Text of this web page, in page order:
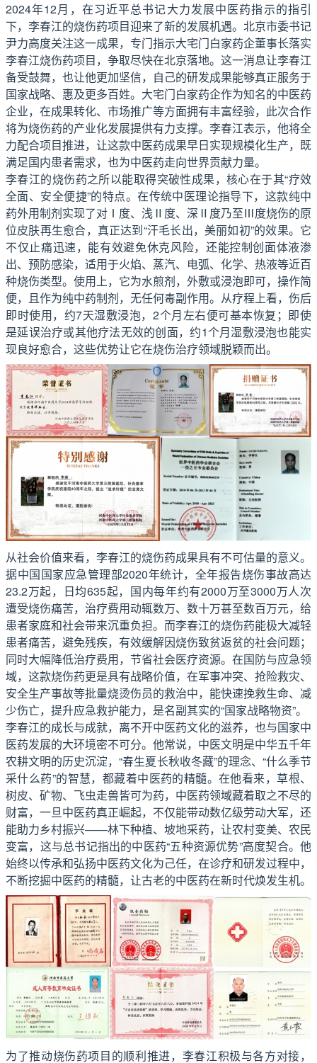
2024年12月，在习近平总书记大力发展中医药指示的指引
下，李春江的烧伤药项目迎来了新的发展机遇。北京市委书记
尹力高度关注这一成果，专门指示大宅门白家药企董事长落实
李春江烧伤药项目，争取尽快在北京落地。这一消息让李春江
备受鼓舞，也让他更加坚信，自己的研发成果能够真正服务于
国家战略、惠及更多百姓。大宅门白家药企作为知名的中医药
企业，在成果转化、市场推广等方面拥有丰富经验，此次合作
将为烧伤药的产业化发展提供有力支撑。李春江表示，他将全
力配合项目推进，让这款中医药成果早日实现规模化生产，既
满足国内患者需求，也为中医药走向世界贡献力量。
李春江的烧伤药之所以能取得突破性成果，核心在于其“疗效
全面、安全便捷”的特点。在传统中医理论指导下，这款纯中
药外用制剂实现了对Ⅰ度、浅Ⅱ度、深Ⅱ度乃至Ⅲ度烧伤的原
位皮肤再生愈合，真正达到“汗毛长出，美丽如初”的效果。它
不仅止痛迅速，能有效避免休克风险，还能控制创面体液渗
出、预防感染，适用于火焰、蒸汽、电弧、化学、热液等近百
种烧伤类型。使用上，它为水煎剂，外敷或浸泡即可，操作简
便，且作为纯中药制剂，无任何毒副作用。从疗程上看，伤后
即时使用，约7天湿敷浸泡，2个月左右便可基本恢复；即使
是延误治疗或其他疗法无效的创面，约1个月湿敷浸泡也能实
现良好愈合，这些优势让它在烧伤治疗领域脱颖而出。
从社会价值来看，李春江的烧伤药成果具有不可估量的意义。
据中国国家应急管理部2020年统计，全年报告烧伤事故高达
23.2万起，日均635起，国内每年约有2000万至3000万人次
遭受烧伤痛苦，治疗费用动辄数万、数十万甚至数百万元，给
患者家庭和社会带来沉重负担。而李春江的烧伤药能极大减轻
患者痛苦，避免残疾，有效缓解因烧伤致贫返贫的社会问题；
同时大幅降低治疗费用，节省社会医疗资源。在国防与应急领
域，这款烧伤药更是具有战略价值，在军事冲突、抢险救灾、
安全生产事故等批量烧烫伤员的救治中，能快速挽救生命、减
少伤亡，提升应急救护能力，是名副其实的“国家战略物资”。
李春江的成长与成就，离不开中医药文化的滋养，也与国家中
医药发展的大环境密不可分。他常说，中医文明是中华五千年
农耕文明的历史沉淀，“春生夏长秋收冬藏”的理念、“什么季节
采什么药”的智慧，都藏着中医药的精髓。在他看来，草根、
树皮、矿物、飞虫走兽皆可为药，中医药领域藏着取之不尽的
财富，一旦中医药真正崛起，不仅能带动数亿级劳动大军，还
能助力乡村振兴——林下种植、坡地采药，让农村变美、农民
变富，这与总书记指出的中医药“五种资源优势”高度契合。他
始终以传承和弘扬中医药文化为己任，在诊疗和研发过程中，
不断挖掘中医药的精髓，让古老的中医药在新时代焕发生机。
为了推动烧伤药项目的顺利推进，李春江积极与各方对接，